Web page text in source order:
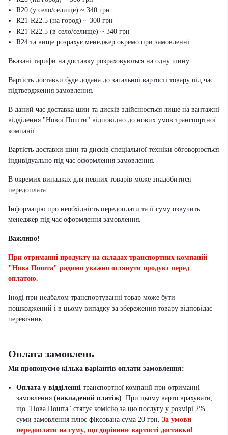
R20 (у село/селище) ~ 340 грн
R21-R22.5 (на город) ~ 300 грн
R21-R22.5 (в село/селище) ~ 340 грн
R24 та вище розрахує менеджер окремо при замовленні
Вказані тарифи на доставку розраховуються на одну шину.
Вартість доставки буде додана до загальної вартості товару під час
підтвердження замовлення.
В даний час доставка шин та дисків здійснюється лише на вантажні
відділення "Нової Пошти" відповідно до нових умов транспортної
компанії.
Вартість доставки шин та дисків спеціальної техніки обговорюється
індивідуально під час оформлення замовлення.
В окремих випадках для певних товарів може знадобитися
передоплата.
Інформацію про необхідність передоплати та її суму озвучить
менеджер під час оформлення замовлення.
Важливо!
При отриманні продукту на складах транспортних компаній
"Нова Пошта" радимо уважно оглянути продукт перед
оплатою.
Іноді при недбалом транспортуванні товар може бути
пошкоджений і в цьому випадку за збереження товару відповідає
перевізник.
Оплата замовлень
Ми пропонуємо кілька варіантів оплати замовлення:
Оплата у відділенні транспортної компанії при отриманні
замовлення (накладений платіж). При цьому варто врахувати,
що "Нова Пошта" стягує комісію за цю послугу у розмірі 2%
суми замовлення плюс фіксована сума 20 грн. За умови
передоплати на суму, що дорівнює вартості доставки!